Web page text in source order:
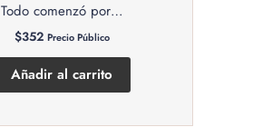
Todo comenzó por…
$352 Precio Público
Añadir al carrito